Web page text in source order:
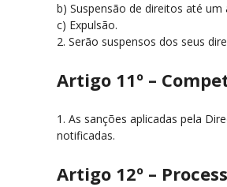
b) Suspensão de direitos até um
c) Expulsão.
2. Serão suspensos dos seus
Artigo 11º –
1. As sanções aplicadas pela
notificadas.
Artigo 12º –